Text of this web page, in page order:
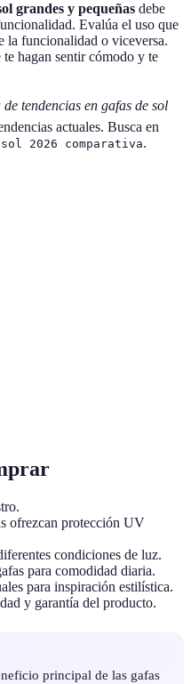
grandes y pequeñas debe
Evalúa el uso que
la funcionalidad o viceversa.
hagan sentir cómodo y te
tendencias en gafas de sol
actuales. Busca en
2026 comparativa.
ofrezcan protección UV
condiciones de luz.
para comodidad diaria.
para inspiración estilística.
y garantía del producto.
principal de las gafas